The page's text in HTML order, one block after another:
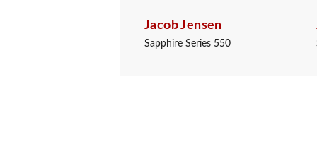
Jacob Jensen
Sapphire Series 550